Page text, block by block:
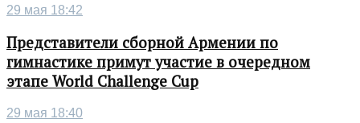
29 мая 18:42
Представители сборной Армении по
гимнастике примут участие в очередном
этапе World Challenge Cup
29 мая 18:40